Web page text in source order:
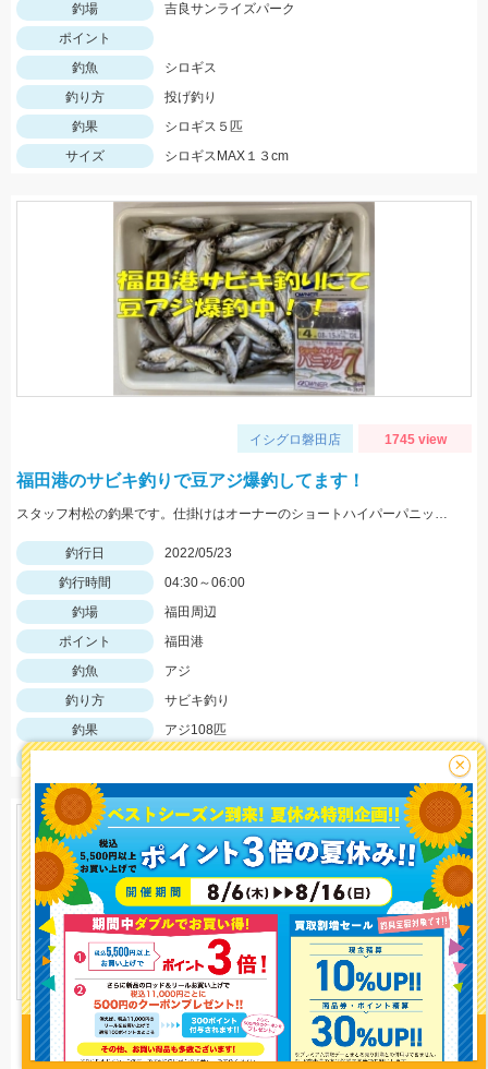
釣り情報を
投稿する
釣場
吉良サンライズパーク
ポイント
釣魚
シロギス
釣り方
投げ釣り
釣果
シロギス５匹
サイズ
シロギスMAX１３cm
イシグロ磐田店 1745 view
福田港のサビキ釣りで豆アジ爆釣してます！
スタッフ村松の釣果です。仕掛けはオーナーのショートハイパーパニック4号を使用し、にアミエビを付けて釣りました。
釣行日
2022/05/23
釣行時間
04:30～06:00
釣場
福田周辺
ポイント
福田港
釣魚
アジ
釣り方
サビキ釣り
釣果
アジ108匹
イシグロバイヤー 1357 view
×